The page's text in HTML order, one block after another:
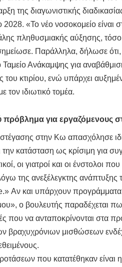
της διαγωνιστικής
2028. «Το νέο νοσοκομείο είναι
πληθυσμιακής αύξησης,
Παράλληλα, δήλωσε
Ταμείο Ανάκαμψης για
του κτιρίου, ενώ υπάρχει
τον ιδιωτικό τομέα.
πρόβλημα για εργαζόμενους
στην Κω απασχόλησε
την κατάσταση ως κρίσιμη για
οι γιατροί και οι ένστολοι
της ανεξέλεγκτης
Αν και υπάρχουν προγράμματα
μου», ο βουλευτής παραδέχεται
που να ανταποκρίνονται στα
βραχυχρόνιων μισθώσεων
που κατατέθηκαν